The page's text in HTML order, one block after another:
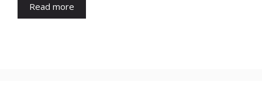
Read more